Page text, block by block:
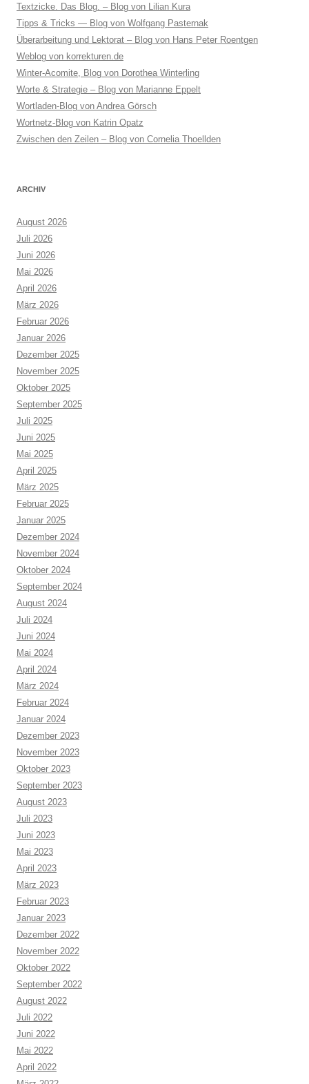
Textzicke. Das Blog. – Blog von Lilian Kura
Tipps & Tricks — Blog von Wolfgang Pasternak
Überarbeitung und Lektorat – Blog von Hans Peter Roentgen
Weblog von korrekturen.de
Winter-Acomite, Blog von Dorothea Winterling
Worte & Strategie – Blog von Marianne Eppelt
Wortladen-Blog von Andrea Görsch
Wortnetz-Blog von Katrin Opatz
Zwischen den Zeilen – Blog von Cornelia Thoellden
ARCHIV
August 2026
Juli 2026
Juni 2026
Mai 2026
April 2026
März 2026
Februar 2026
Januar 2026
Dezember 2025
November 2025
Oktober 2025
September 2025
Juli 2025
Juni 2025
Mai 2025
April 2025
März 2025
Februar 2025
Januar 2025
Dezember 2024
November 2024
Oktober 2024
September 2024
August 2024
Juli 2024
Juni 2024
Mai 2024
April 2024
März 2024
Februar 2024
Januar 2024
Dezember 2023
November 2023
Oktober 2023
September 2023
August 2023
Juli 2023
Juni 2023
Mai 2023
April 2023
März 2023
Februar 2023
Januar 2023
Dezember 2022
November 2022
Oktober 2022
September 2022
August 2022
Juli 2022
Juni 2022
Mai 2022
April 2022